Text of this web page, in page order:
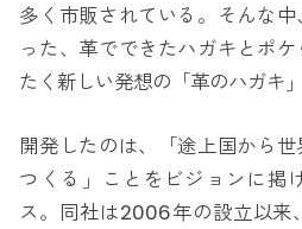
多く市販されている。そんな
った、革でできたハガキとポ
たく新しい発想の「革のハガキ
開発したのは、「途上国から
つくる」ことをビジョンに掲
ス。同社は2006年の設立以来